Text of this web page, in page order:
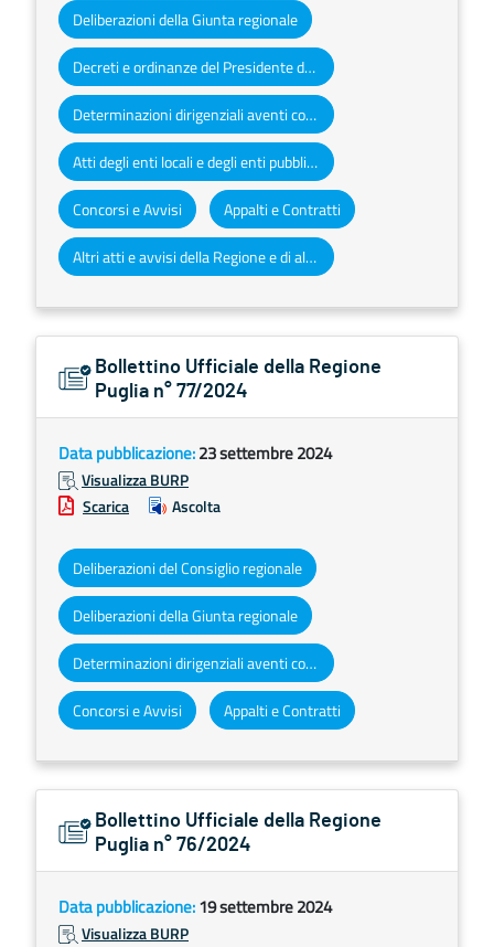
Deliberazioni della Giunta regionale
Decreti e ordinanze del Presidente della Giunta regionale
Determinazioni dirigenziali aventi contenuto di interesse generale
Atti degli enti locali e degli enti pubblici e privati
Concorsi e Avvisi Appalti e Contratti
Altri atti e avvisi della Regione e di altri enti pubblici che interessano la collettività regionale
Bollettino Ufficiale della Regione
Puglia n° 77/2024
Data pubblicazione:23 settembre 2024
Visualizza BURP
Scarica
Ascolta
Deliberazioni del Consiglio regionale
Deliberazioni della Giunta regionale
Determinazioni dirigenziali aventi contenuto di interesse generale
Concorsi e Avvisi Appalti e Contratti
Bollettino Ufficiale della Regione
Puglia n° 76/2024
Data pubblicazione:19 settembre 2024
Visualizza BURP